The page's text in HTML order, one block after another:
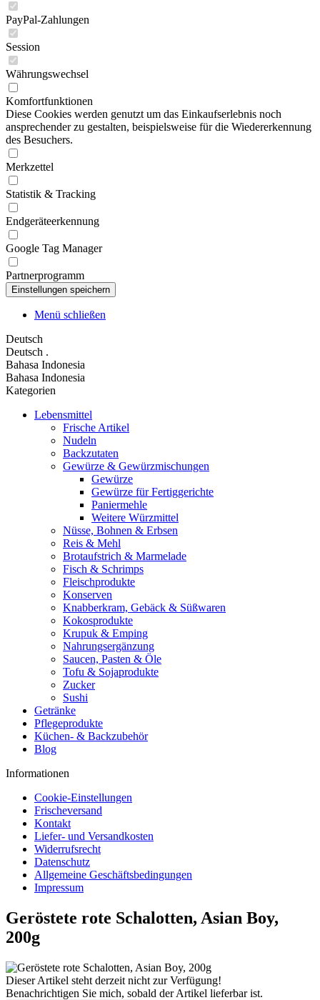
PayPal-Zahlungen
Session
Währungswechsel
Komfortfunktionen
Diese Cookies werden genutzt um das Einkaufserlebnis noch
ansprechender zu gestalten, beispielsweise für die Wiedererkennung
des Besuchers.
Merkzettel
Statistik & Tracking
Endgeräteerkennung
Google Tag Manager
Partnerprogramm
Menü schließen
Deutsch
Deutsch .
Bahasa Indonesia
Bahasa Indonesia
Kategorien
Lebensmittel
Frische Artikel
Nudeln
Backzutaten
Gewürze & Gewürzmischungen
Gewürze
Gewürze für Fertiggerichte
Paniermehle
Weitere Würzmittel
Nüsse, Bohnen & Erbsen
Reis & Mehl
Brotaufstrich & Marmelade
Fisch & Schrimps
Fleischprodukte
Konserven
Knabberkram, Gebäck & Süßwaren
Kokosprodukte
Krupuk & Emping
Nahrungsergänzung
Saucen, Pasten & Öle
Tofu & Sojaprodukte
Zucker
Sushi
Getränke
Pflegeprodukte
Küchen- & Backzubehör
Blog
Informationen
Cookie-Einstellungen
Frischeversand
Kontakt
Liefer- und Versandkosten
Widerrufsrecht
Datenschutz
Allgemeine Geschäftsbedingungen
Impressum
Geröstete rote Schalotten, Asian Boy,
200g
Dieser Artikel steht derzeit nicht zur Verfügung!
Benachrichtigen Sie mich, sobald der Artikel lieferbar ist.